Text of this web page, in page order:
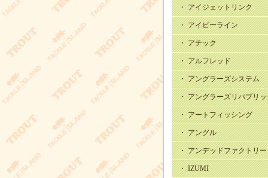
・ アイジェットリンク
・ アイビーライン
・ アチック
・ アルフレッド
・ アングラーズシステム
・ アングラーズリパブリ
・ アートフィッシング
・ アングル
・ アンデッドファクトリー
・ IZUMI